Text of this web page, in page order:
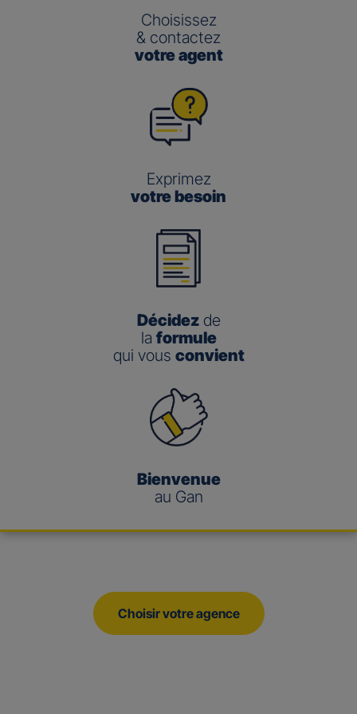
Choisissez
& contactez
votre agent
Exprimez
votre besoin
Décidezde
la formule
qui vous convient
Bienvenue
au Gan
Choisir votre agence